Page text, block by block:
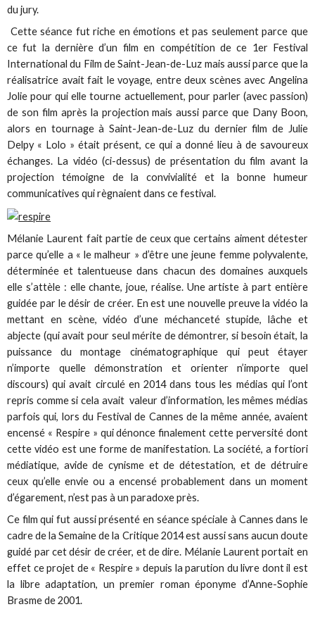
du jury.
Cette séance fut riche en émotions et pas seulement parce que
ce fut la dernière d’un film en compétition de ce 1er Festival
International du Film de Saint-Jean-de-Luz mais aussi parce que la
réalisatrice avait fait le voyage, entre deux scènes avec Angelina
Jolie pour qui elle tourne actuellement, pour parler (avec passion)
de son film après la projection mais aussi parce que Dany Boon,
alors en tournage à Saint-Jean-de-Luz du dernier film de Julie
Delpy « Lolo » était présent, ce qui a donné lieu à de savoureux
échanges. La vidéo (ci-dessus) de présentation du film avant la
projection témoigne de la convivialité et la bonne humeur
communicatives qui règnaient dans ce festival.
Mélanie Laurent fait partie de ceux que certains aiment détester
parce qu’elle a « le malheur » d’être une jeune femme polyvalente,
déterminée et talentueuse dans chacun des domaines auxquels
elle s’attèle : elle chante, joue, réalise. Une artiste à part entière
guidée par le désir de créer. En est une nouvelle preuve la vidéo la
mettant en scène, vidéo d’une méchanceté stupide, lâche et
abjecte (qui avait pour seul mérite de démontrer, si besoin était, la
puissance du montage cinématographique qui peut étayer
n’importe quelle démonstration et orienter n’importe quel
discours) qui avait circulé en 2014 dans tous les médias qui l’ont
repris comme si cela avait valeur d’information, les mêmes médias
parfois qui, lors du Festival de Cannes de la même année, avaient
encensé « Respire » qui dénonce finalement cette perversité dont
cette vidéo est une forme de manifestation. La société, a fortiori
médiatique, avide de cynisme et de détestation, et de détruire
ceux qu’elle envie ou a encensé probablement dans un moment
d’égarement, n’est pas à un paradoxe près.
Ce film qui fut aussi présenté en séance spéciale à Cannes dans le
cadre de la Semaine de la Critique 2014 est aussi sans aucun doute
guidé par cet désir de créer, et de dire. Mélanie Laurent portait en
effet ce projet de « Respire » depuis la parution du livre dont il est
la libre adaptation, un premier roman éponyme d’Anne-Sophie
Brasme de 2001.